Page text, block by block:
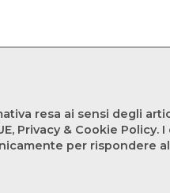
resa ai sensi degli
Privacy & Cookie Policy.
per rispondere